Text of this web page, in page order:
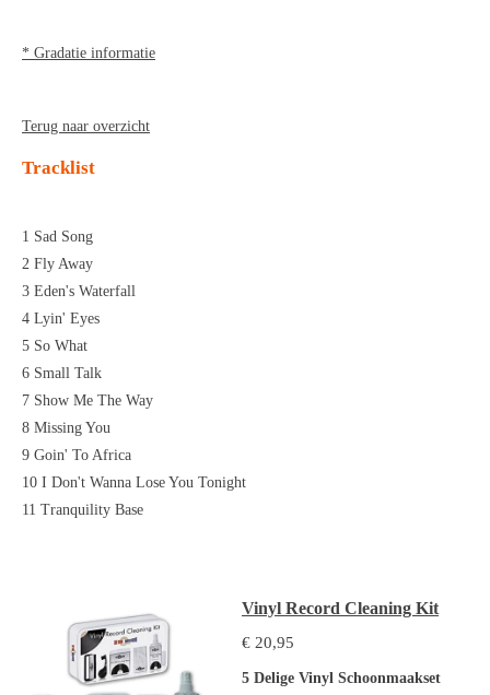
* Gradatie informatie
Terug naar overzicht
Tracklist
1 Sad Song
2 Fly Away
3 Eden's Waterfall
4 Lyin' Eyes
5 So What
6 Small Talk
7 Show Me The Way
8 Missing You
9 Goin' To Africa
10 I Don't Wanna Lose You Tonight
11 Tranquility Base
Vinyl Record Cleaning Kit
€ 20,95
5 Delige Vinyl Schoonmaakset